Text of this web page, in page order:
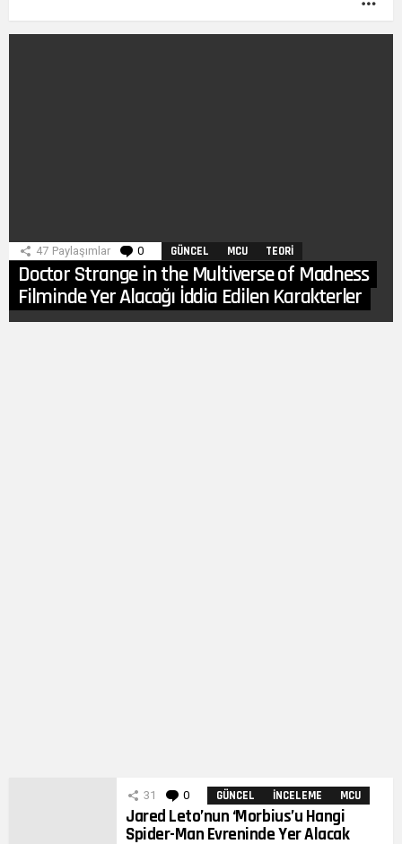
47 Paylaşımlar 0 Yorumlar
GÜNCEL MCU TEORI
Doctor Strange in the Multiverse of Madness
Filminde Yer Alacağı İddia Edilen Karakterler
31 0 Yorumlar
GÜNCEL İNCELEME MCU
Jared Leto’nun ‘Morbius’u Hangi
Spider-Man Evreninde Yer Alacak